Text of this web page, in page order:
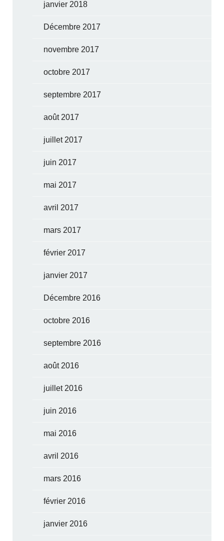
janvier 2018
Décembre 2017
novembre 2017
octobre 2017
septembre 2017
août 2017
juillet 2017
juin 2017
mai 2017
avril 2017
mars 2017
février 2017
janvier 2017
Décembre 2016
octobre 2016
septembre 2016
août 2016
juillet 2016
juin 2016
mai 2016
avril 2016
mars 2016
février 2016
janvier 2016